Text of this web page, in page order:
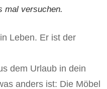
mal versuchen.
Leben. Er ist der
dem Urlaub in dein
anders ist: Die Möbel